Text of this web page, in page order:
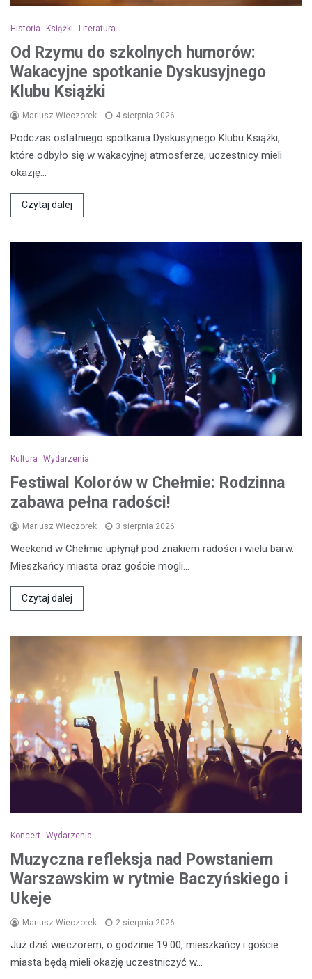
Historia Książki Literatura
Od Rzymu do szkolnych humorów:
Wakacyjne spotkanie Dyskusyjnego
Klubu Książki
Mariusz Wieczorek 4 sierpnia 2026
Podczas ostatniego spotkania Dyskusyjnego Klubu Książki,
które odbyło się w wakacyjnej atmosferze, uczestnicy mieli
okazję…
Czytaj dalej
Kultura Wydarzenia
Festiwal Kolorów w Chełmie: Rodzinna
zabawa pełna radości!
Mariusz Wieczorek 3 sierpnia 2026
Weekend w Chełmie upłynął pod znakiem radości i wielu barw.
Mieszkańcy miasta oraz goście mogli…
Czytaj dalej
Koncert Wydarzenia
Muzyczna refleksja nad Powstaniem
Warszawskim w rytmie Baczyńskiego i
Ukeje
Mariusz Wieczorek 2 sierpnia 2026
Już dziś wieczorem, o godzinie 19:00, mieszkańcy i goście
miasta będą mieli okazję uczestniczyć w…